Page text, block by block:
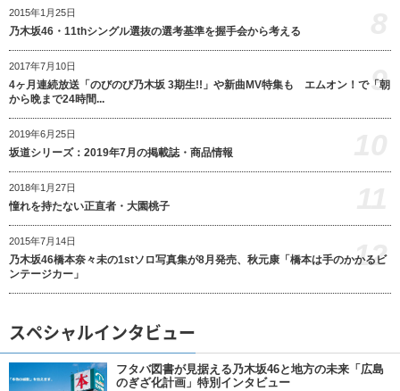
2015年1月25日
乃木坂46・11thシングル選抜の選考基準を握手会から考える
2017年7月10日
4ヶ月連続放送「のびのび乃木坂 3期生!!」や新曲MV特集も エムオン！で「朝
から晩まで24時間...
9
2019年6月25日
坂道シリーズ：2019年7月の掲載誌・商品情報
2018年1月27日
憧れを持たない正直者・大園桃子
2015年7月14日
乃木坂46橋本奈々未の1stソロ写真集が8月発売、秋元康「橋本は手のかかるビ
ンテージカー」
12
スペシャルインタビュー
フタバ図書が見据える乃木坂46と地方の未来「広島
のぎざ化計画」特別インタビュー